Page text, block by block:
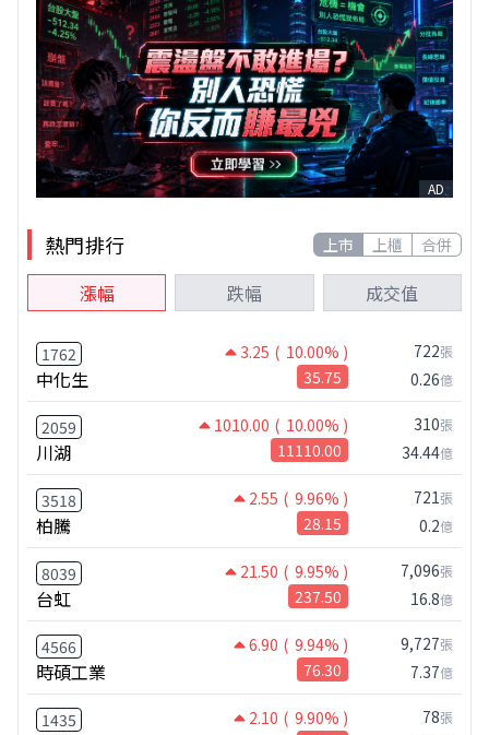
AD
熱門排行 上市 上櫃 合併
漲幅 跌幅 成交值
1762 3.25 ( 10.00% )
中化生 35.75
722張
0.26億
2059 1010.00 ( 10.00% )
川湖 11110.00
310張
34.44億
3518 2.55 ( 9.96% )
柏騰 28.15
721張
0.2億
8039 21.50 ( 9.95% )
台虹 237.50
7,096張
16.8億
4566 6.90 ( 9.94% )
時碩工業 76.30
9,727張
7.37億
1435 2.10 ( 9.90% ) 78張